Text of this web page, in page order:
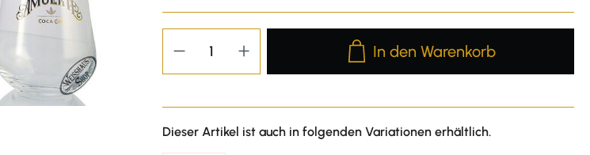
Produkt Anzahl: Gib den
In den Warenkorb
Dieser Artikel ist auch in folgenden Variationen erhältlich.